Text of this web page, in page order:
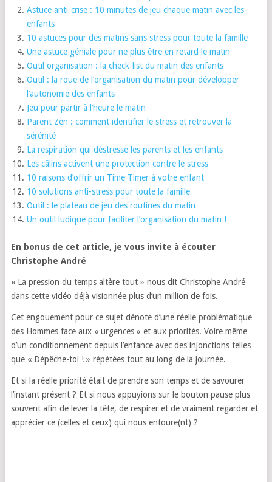
Astuce anti-crise : 10 minutes de jeu chaque matin avec les
enfants
10 astuces pour des matins sans stress pour toute la famille
Une astuce géniale pour ne plus être en retard le matin
Outil organisation : la check-list du matin des enfants
Outil : la roue de l’organisation du matin pour développer
l’autonomie des enfants
Jeu pour partir à l’heure le matin
Parent Zen : comment identifier le stress et retrouver la
sérénité
La respiration qui déstresse les parents et les enfants
Les câlins activent une protection contre le stress
10 raisons d’offrir un Time Timer à votre enfant
10 solutions anti-stress pour toute la famille
Outil : le plateau de jeu des routines du matin
Un outil ludique pour faciliter l’organisation du matin !
En bonus de cet article, je vous invite à écouter
Christophe André
« La pression du temps altère tout » nous dit Christophe André
dans cette vidéo déjà visionnée plus d’un million de fois.
Cet engouement pour ce sujet dénote d’une réelle problématique
des Hommes face aux « urgences » et aux priorités. Voire même
d’un conditionnement depuis l’enfance avec des injonctions telles
que « Dépêche-toi ! » répétées tout au long de la journée.
Et si la réelle priorité était de prendre son temps et de savourer
l’instant présent ? Et si nous appuyions sur le bouton pause plus
souvent afin de lever la tête, de respirer et de vraiment regarder et
apprécier ce (celles et ceux) qui nous entoure(nt) ?